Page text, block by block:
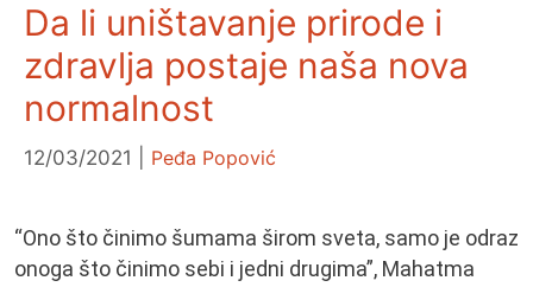
Da li uništavanje prirode i
zdravlja postaje naša nova
normalnost
12/03/2021 Peđa Popović
“Ono što činimo šumama širom sveta, samo je odraz
onoga što činimo sebi i jedni drugima”, Mahatma